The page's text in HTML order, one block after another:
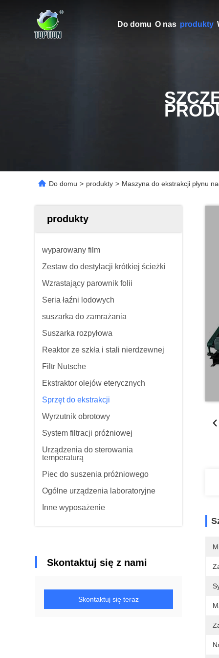
Do domu O nas produkty
Do domu > produkty > Maszyna do ekstrakcji płynu
produkty
wyparowany film
Zestaw do destylacji krótkiej ścieżki
Wzrastający parownik folii
Seria łaźni lodowych
suszarka do zamrażania
Suszarka rozpyłowa
Reaktor ze szkła i stali nierdzewnej
Filtr Nutsche
Ekstraktor olejów eterycznych
Sprzęt do ekstrakcji
Wyrzutnik obrotowy
System filtracji próżniowej
Urządzenia do sterowania
temperaturą
Piec do suszenia próżniowego
Ogólne urządzenia laboratoryjne
Inne wyposażenie
Skontaktuj się z nami
Skontaktuj się teraz